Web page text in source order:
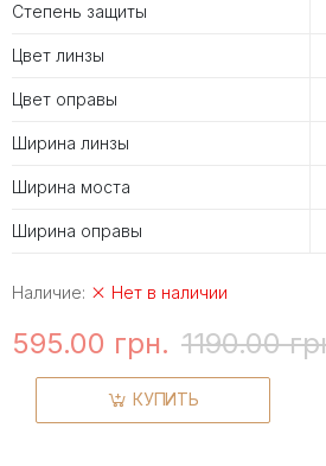
Степень защиты
Цвет линзы
Цвет оправы
Ширина линзы
Ширина моста
Ширина оправы
Наличие: Нет в наличии
595.00 грн. 1190.00
КУПИТЬ